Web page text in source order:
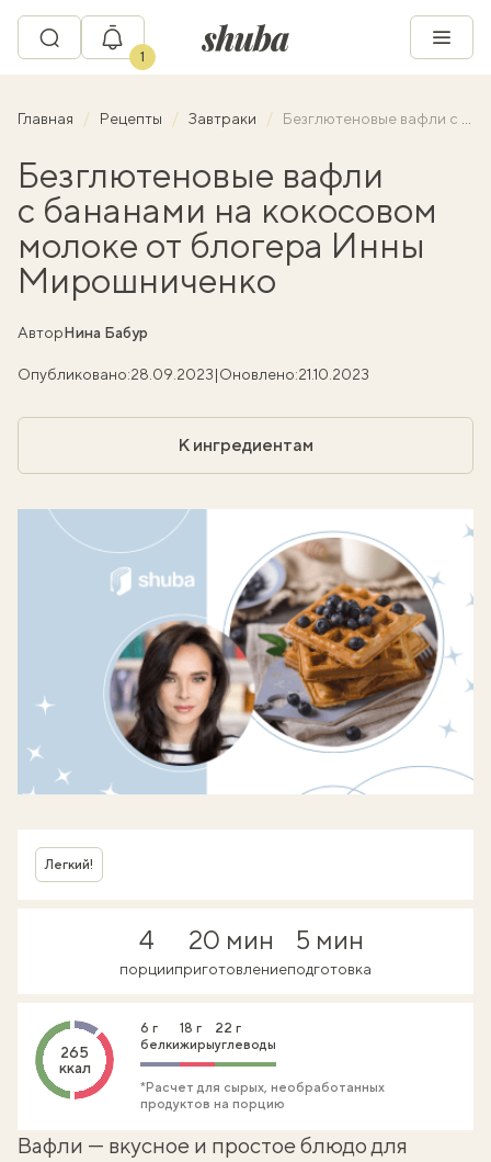
1
Главная Рецепты Завтраки Безглютеновые вафли с бананами на кокосовом молоке от блогера Инны Мирошниченко
Безглютеновые вафли
с бананами на кокосовом
молоке от блогера Инны
Мирошниченко
АвторНина Бабур
Опубликовано:28.09.2023|Оновлено:21.10.2023
К ингредиентам
Легкий!
4
порции
20 мин
приготовление
5 мин
подготовка
265
ккал
6 г
белки
18 г
жиры
22 г
углеводы
*Расчет для сырых, необработанных
продуктов на порцию
Вафли — вкусное и простое блюдо для